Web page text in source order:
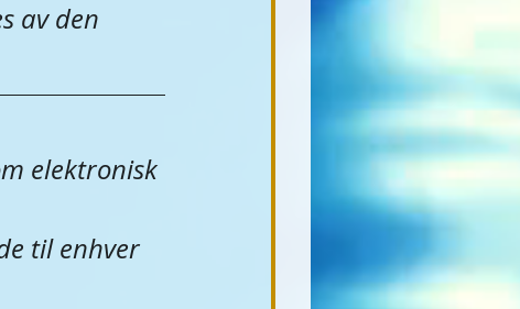
av den
elektronisk
til enhver